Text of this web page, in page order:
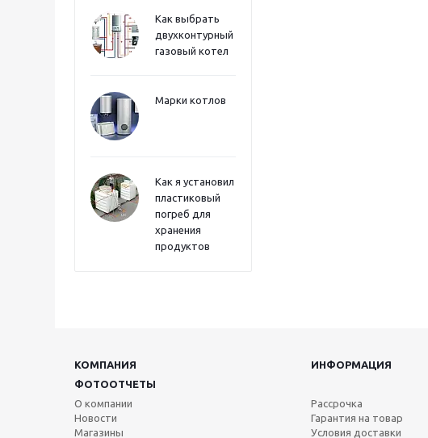
Как выбрать
двухконтурный
газовый котел
Марки котлов
Как я установил
пластиковый
погреб для
хранения
продуктов
КОМПАНИЯ ИНФОРМАЦИЯ
ФОТООТЧЕТЫ
О компании
Новости
Магазины
Рассрочка
Гарантия на товар
Условия доставки